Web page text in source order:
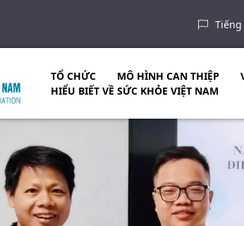
Tiếng
TỔ CHỨC MÔ HÌNH CAN THIỆP
HIỂU BIẾT VỀ SỨC KHỎE VIỆT NAM